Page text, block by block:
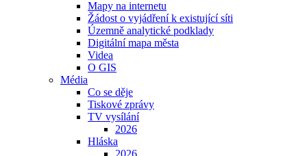
Mapy na internetu
Žádost o vyjádření k existující síti
Územně analytické podklady
Digitální mapa města
Videa
O GIS
Média
Co se děje
Tiskové zprávy
TV vysílání
2026
Hláska